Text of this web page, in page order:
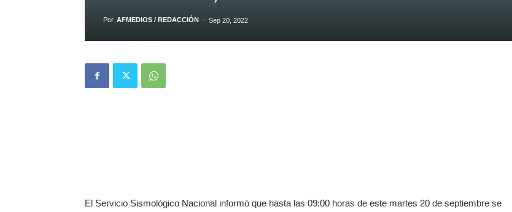
Por AFMEDIOS / REDACCIÓN - Sep 20, 2022
El Servicio Sismológico Nacional informó que hasta las 09:00 horas de este martes 20 de septiembre se